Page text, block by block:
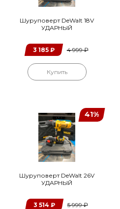
Шуруповерт DeWalt 18V
УДАРНЫЙ
3 185₽ 4 999₽
Купить
41%
Шуруповерт DeWalt 26V
УДАРНЫЙ
3 514 ₽ 5 999₽